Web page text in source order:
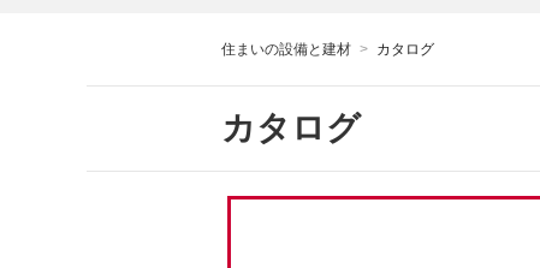
住まいの設備と建材 カタログ
カタログ